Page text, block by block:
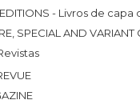
- Livros de capa
SPECIAL AND